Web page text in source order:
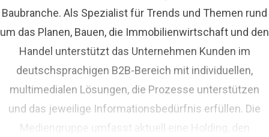
Baubranche. Als Spezialist für Trends und Themen rund
um das Planen, Bauen, die Immobilienwirtschaft und den
Handel unterstützt das Unternehmen Kunden im
deutschsprachigen B2B-Bereich mit individuellen,
multimedialen Lösungen, die Prozesse unterstützen
und das jeweilige Informationsbedürfnis erfüllen. Die
Mediengruppe umfasst aktuell eine Holding, den